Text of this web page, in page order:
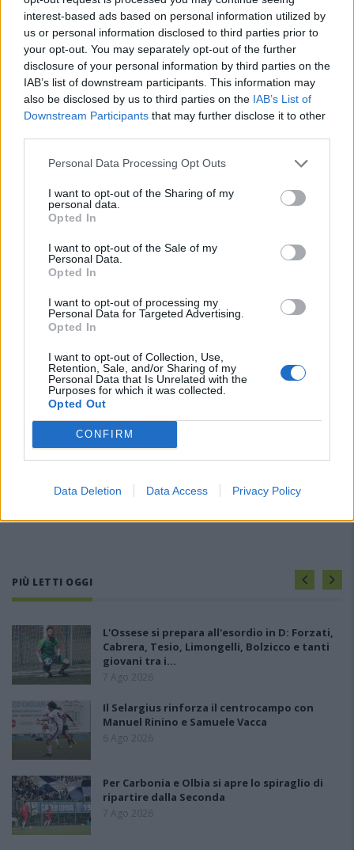
interest-based ads based on personal information utilized by
us or personal information disclosed to third parties prior to
your opt-out. You may separately opt-out of the further
disclosure of your personal information by third parties on the
IAB’s list of downstream participants. This information may
also be disclosed by us to third parties on the IAB’s List of
Downstream Participants that may further disclose it to other
Personal Data Processing Opt Outs
I want to opt-out of the Sharing of my
personal data.
Opted In
I want to opt-out of the Sale of my
Personal Data.
Opted In
I want to opt-out of processing my
Personal Data for Targeted Advertising.
Opted In
I want to opt-out of Collection, Use,
Retention, Sale, and/or Sharing of my
Personal Data that Is Unrelated with the
Purposes for which it was collected.
Opted Out
CONFIRM
Data Deletion Data Access Privacy Policy
PIÙ LETTI OGGI
L'Ossese si prepara all'esordio in D: Forzati,
Cabrera, Tesio, Limongelli, Bolzicco e tanti
giovani tra i…
7 Ago 2026
Il Selargius rinforza il centrocampo con
Manuel Rinino e Samuele Vacca
6 Ago 2026
Per Carbonia e Olbia si apre lo spiraglio di
ripartire dalla Seconda
7 Ago 2026